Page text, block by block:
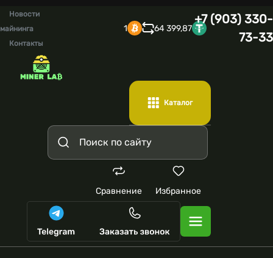
Новости
майнинга
Контакты
1 64 399,87
+7 (903) 330-
73-33
Каталог
Сравнение Избранное